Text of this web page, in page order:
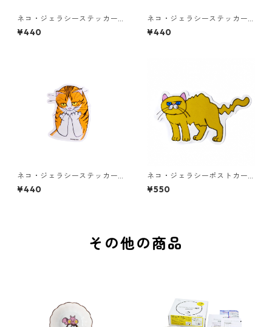
ネコ・ジェラシーステッカー
タビー
¥440
ネコ・ジェラシーステッカー
しろねこ
¥440
ネコ・ジェラシーステッカー
ちゃとら
¥440
ネコ・ジェラシーポストカー
ド ゴールド
¥550
その他の商品